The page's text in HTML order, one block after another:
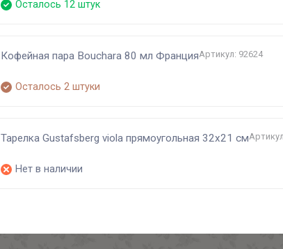
Осталось 12 штук
Кофейная пара Bouchara 80 мл ФранцияАртикул: 92624
Осталось 2 штуки
Тарелка Gustafsberg viola прямоугольная 32х21 см
Нет в наличии